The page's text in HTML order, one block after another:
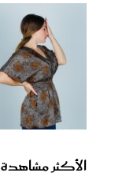
الأكثر مشاهدة